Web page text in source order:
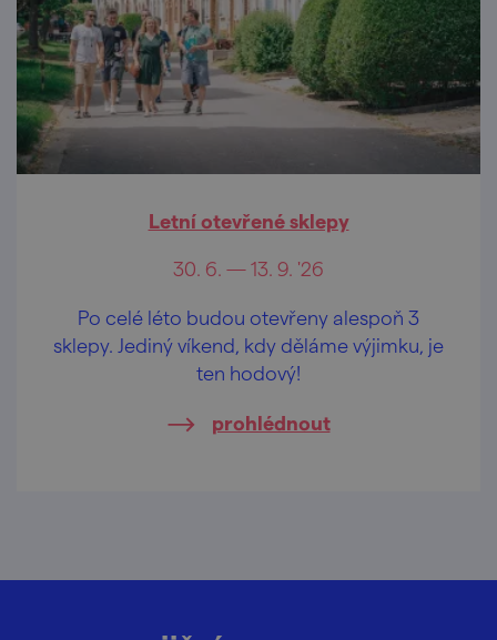
Letní otevřené sklepy
30. 6. — 13. 9. '26
Po celé léto budou otevřeny alespoň 3
sklepy. Jediný víkend, kdy děláme výjimku, je
ten hodový!
prohlédnout